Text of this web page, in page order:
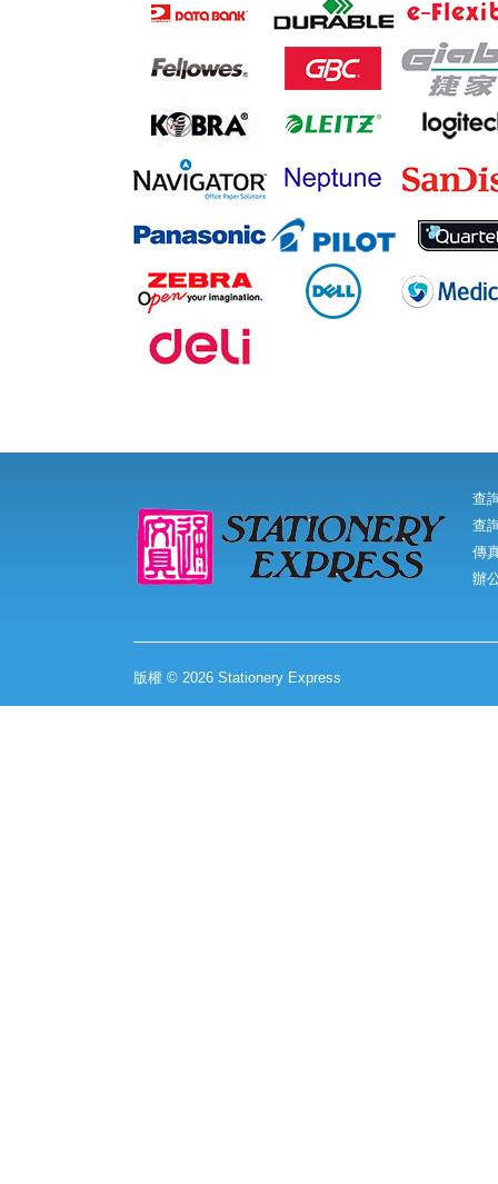
查
查
傳
辦
版權 © 2026 Stationery Express